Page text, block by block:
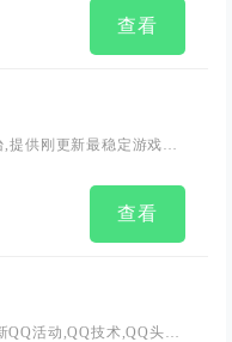
查看
供刚更新最稳定游戏,
源分享!在这里您可以下
查看
QQ活动,QQ技术,QQ头